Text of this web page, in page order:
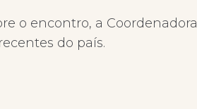
o encontro, a Coordenadora
do país.